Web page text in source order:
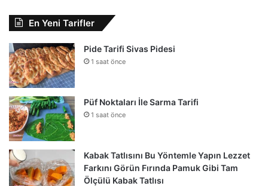
En Yeni Tarifler
Pide Tarifi Sivas Pidesi
1 saat önce
Püf Noktaları İle Sarma Tarifi
1 saat önce
Kabak Tatlısını Bu Yöntemle Yapın Lezzet
Farkını Görün Fırında Pamuk Gibi Tam
Ölçülü Kabak Tatlısı